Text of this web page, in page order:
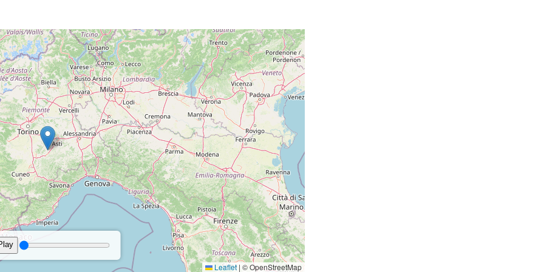
2 km/h - NO
Bava di vento
68% 1018 hPa
0.6 mm
2 km/h - N
Bava di vento
45% 1017 hPa
0.4 mm
5 km/h - N
Bava di vento
61% 1016 hPa
06:24 20:41 Durata del giorno: 14:17
Precipitazioni Vento Umidità Pressione
4 km/h - O
Bava di vento
83% 1017 hPa
6 km/h - SO
Bava di vento
78% 1017 hPa
1 km/h - O
Bava di vento
37% 1016 hPa
11 km/h - SE
Brezza leggera
69% 14% 1012 hPa
9 km/h - SE
Brezza leggera
73% 1% 1013 hPa
7 km/h - NO
Brezza leggera
78% 5% 1013 hPa
06:21 20:45 Durata del giorno: 14:25
Precipitazioni Vento Umidità Nuvolosità Pressione
6 km/h - O
Bava di vento
81% 1% 1014 hPa
5 km/h - O
Bava di vento
84% 3% 1014 hPa
4 km/h - NO
Bava di vento
86% 12% 1014 hPa
4 km/h - O
88% 9% 1014 hPa